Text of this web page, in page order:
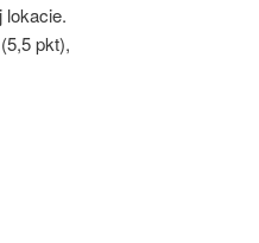
lokacie.
pkt),